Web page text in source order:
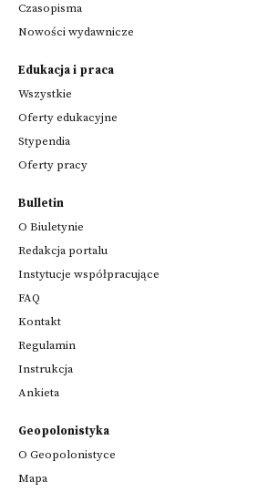
Czasopisma
Nowości wydawnicze
Edukacja i praca
Wszystkie
Oferty edukacyjne
Stypendia
Oferty pracy
Bulletin
O Biuletynie
Redakcja portalu
Instytucje współpracujące
FAQ
Kontakt
Regulamin
Instrukcja
Ankieta
Geopolonistyka
O Geopolonistyce
Mapa